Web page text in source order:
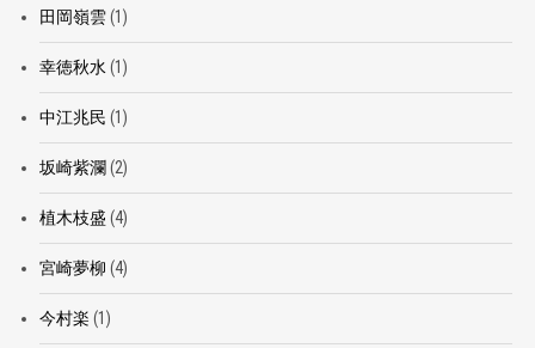
田岡嶺雲(1)
幸徳秋水 (1)
中江兆民 (1)
坂崎紫瀾 (2)
植木枝盛 (4)
宮崎夢柳 (4)
今村楽 (1)